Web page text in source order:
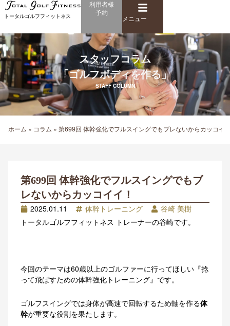
容
ス
キ
ッ
プ
トータルゴルフフィットネス
メ
ニ
ュ
ー
メニュー
利用者様
予約
スタッフコラム
「ゴルフボディを作る」
STAFF COLUMN
ホーム » コラム » 第699回 体幹強化でフルスイングでもブレないからカッコイ
第699回 体幹強化でフルスイングでもブ
レないからカッコイイ！
2025.01.11 体幹トレーニング
谷崎 美樹
トータルゴルフフィットネス トレーナーの谷崎です。
今回のテーマは60歳以上のゴルファーに行ってほしい『捻
って飛ばすための体幹強化トレーニング』です。
ゴルフスイングでは身体が高速で回転するため軸を作る体
幹が重要な役割を果たします。